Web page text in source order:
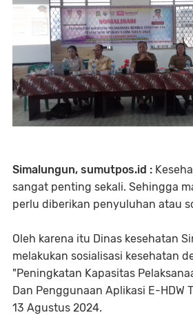
Simalungun, sumutpos.id :
sangat penting sekali. Sehingga
perlu diberikan penyuluhan atau
Oleh karena itu Dinas kesehatan
melakukan sosialisasi kesehatan
"Peningkatan Kapasitas
Dan Penggunaan Aplikasi E-HDW
13 Agustus 2024.